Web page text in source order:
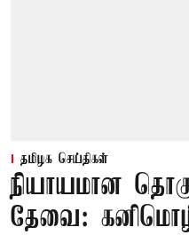
தமிழக செய்திகள்
நியாயமான
தேவை: